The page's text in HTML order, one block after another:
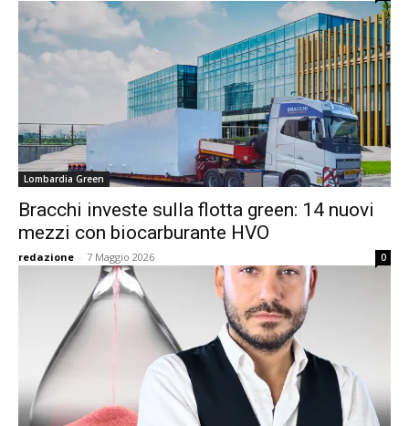
Lombardia Green
Bracchi investe sulla flotta green: 14 nuovi
mezzi con biocarburante HVO
redazione - 7 Maggio 2026 0